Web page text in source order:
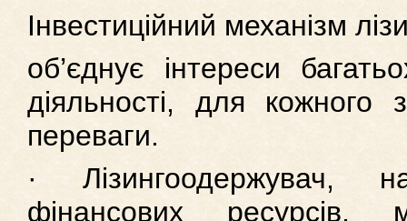
Інвестиційний механізм
об’єднує інтереси
діяльності, для кожного
переваги.
· Лізингоодержувач,
фінансових